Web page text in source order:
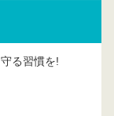
る習慣を!